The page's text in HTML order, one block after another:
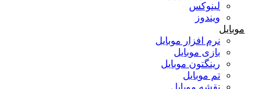
لینوکس
ویندوز
موبایل
نرم افزار موبایل
بازی موبایل
رینگتون موبایل
تم موبایل
نقشه موبایل